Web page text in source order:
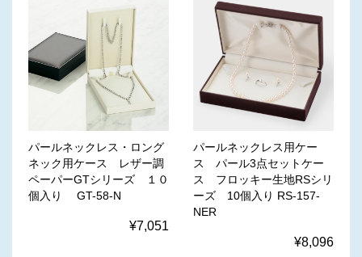
パールネックレス・ロング
ネック用ケース レザー調
ペーパーGTシリーズ １０
個入り GT-58-N
¥7,051
パールネックレス用ケー
ス パール3点セットケー
ス フロッキー生地RSシリ
ーズ 10個入り RS-157-
NER
¥8,096